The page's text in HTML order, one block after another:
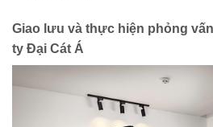
Giao lưu và thực hiện phỏng
ty Đại Cát Á